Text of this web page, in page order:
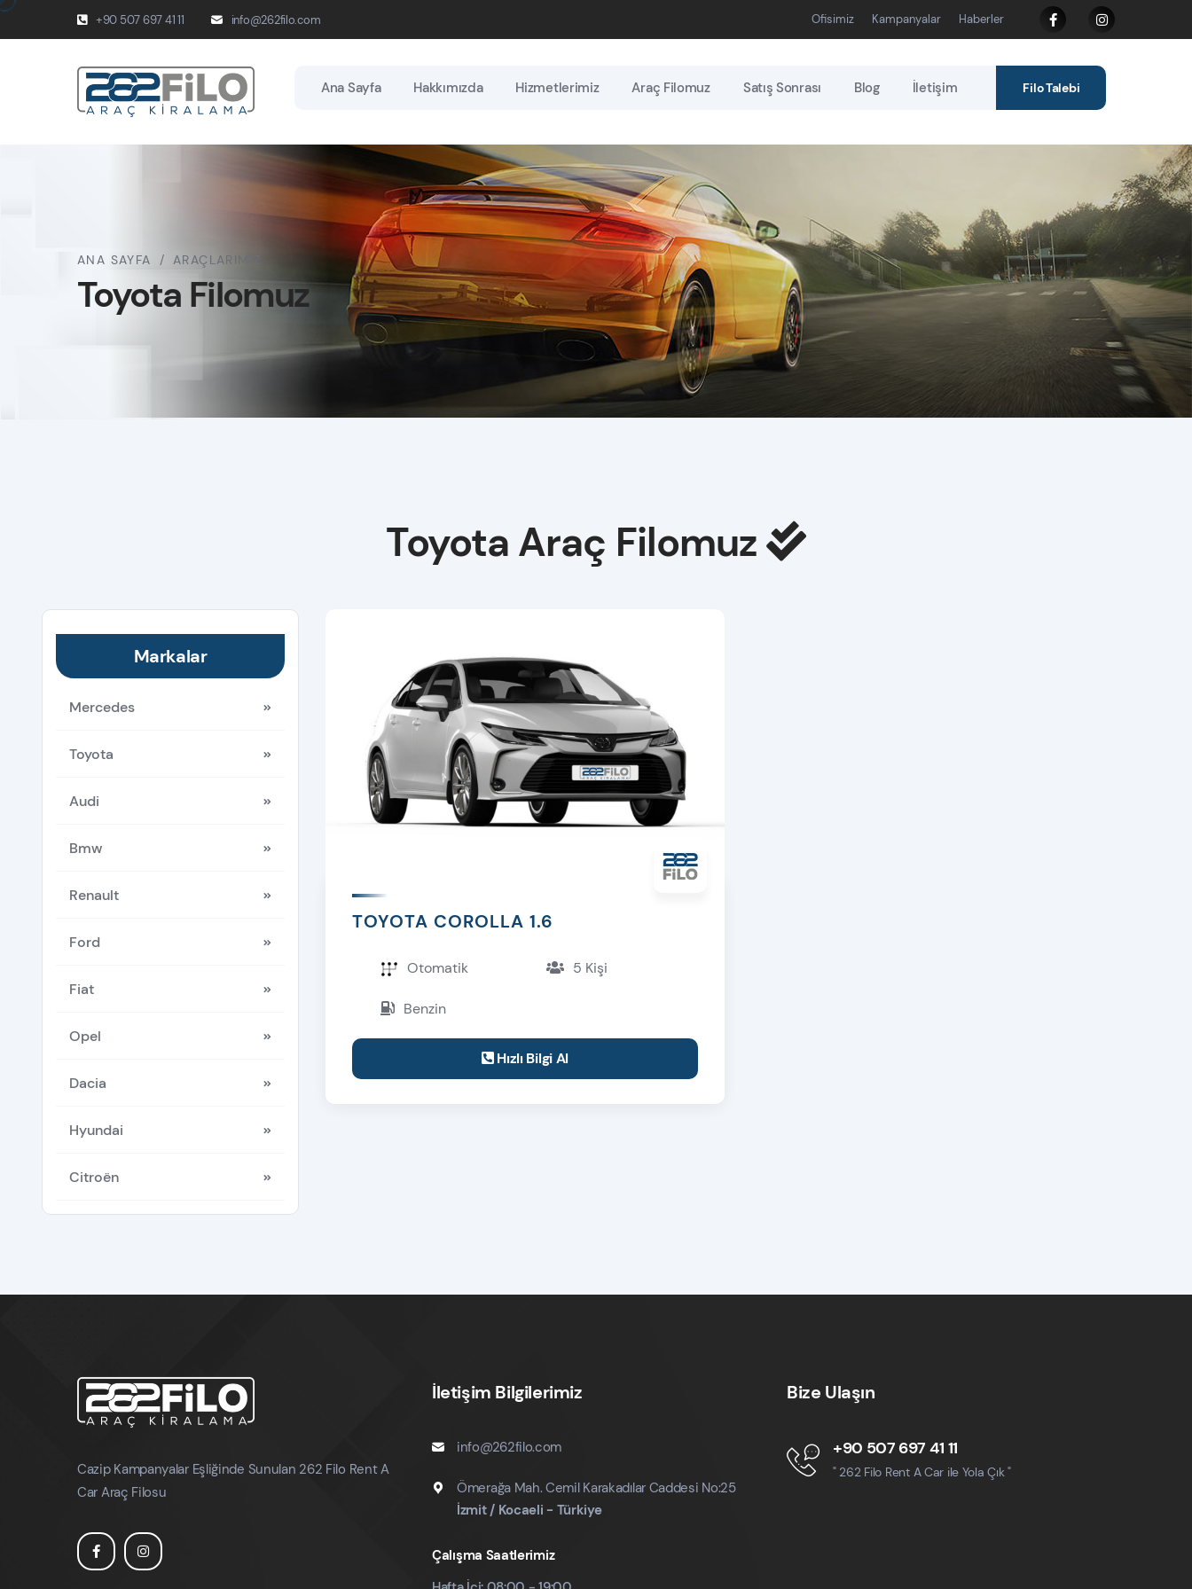
+90 507 697 41 11 info@262filo.com Ofisimiz Kampanyalar Haberler
Ana Sayfa Hakkımızda Hizmetlerimiz Araç Filomuz Satış Sonrası Blog İletişim Filo Talebi
ANA SAYFA / ARAÇLARIMIZ
Toyota Filomuz
Toyota Araç Filomuz
Markalar
Mercedes
Toyota
Audi
Bmw
Renault
Ford
Fiat
Opel
Dacia
Hyundai
Citroën
TOYOTA COROLLA 1.6
Otomatik
Benzin
5 Kişi
Hızlı Bilgi Al
Cazip Kampanyalar Eşliğinde Sunulan 262 Filo Rent A
Car Araç Filosu
İletişim Bilgilerimiz
info@262filo.com
Ömerağa Mah. Cemil Karakadılar Caddesi No:25
İzmit / Kocaeli - Türkiye
Çalışma Saatlerimiz
Bize Ulaşın
+90 507 697 41 11
" 262 Filo Rent A Car ile Yola Çık "